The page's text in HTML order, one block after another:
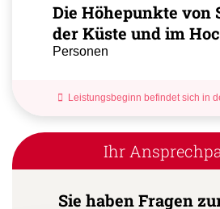
Die Höhepunkte von
der Küste und im
Personen
Leistungsbeginn befindet sich in
Ihr
Sie haben Fragen